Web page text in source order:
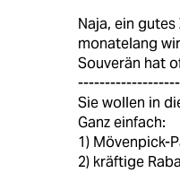
Naja, ein
monatelang
Souverän hat
Sie wollen in
Ganz einfach:
1) Mövenpick-
2) kräftige